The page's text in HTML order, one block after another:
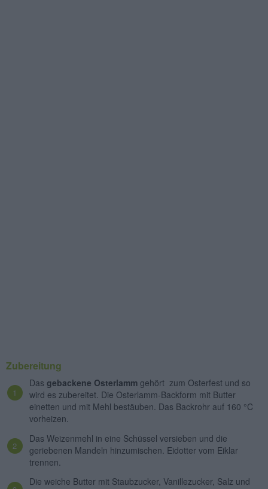
Zubereitung
Das gebackene Osterlamm gehört zum Osterfest und so
wird es zubereitet. Die Osterlamm-Backform mit Butter
einetten und mit Mehl bestäuben. Das Backrohr auf 160 °C
vorheizen.
Das Weizenmehl in eine Schüssel versieben und die
geriebenen Mandeln hinzumischen. Eidotter vom Eiklar
trennen.
Die weiche Butter mit Staubzucker, Vanillezucker, Salz und